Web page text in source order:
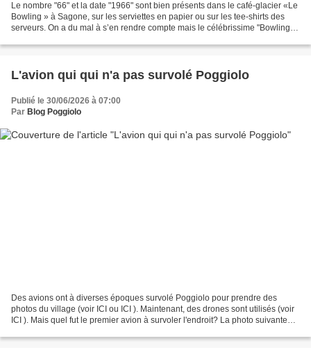
Le nombre "66" et la date "1966" sont bien présents dans le café-glacier «Le
Bowling » à Sagone, sur les serviettes en papier ou sur les tee-shirts des
serveurs. On a du mal à s’en rendre compte mais le célébrissime "Bowling" a
L'avion qui qui n'a pas survolé Poggiolo
Publié le 30/06/2026 à 07:00
Par Blog Poggiolo
Des avions ont à diverses époques survolé Poggiolo pour prendre des
photos du village (voir ICI ou ICI ). Maintenant, des drones sont utilisés (voir
ICI ). Mais quel fut le premier avion à survoler l'endroit? La photo suivante